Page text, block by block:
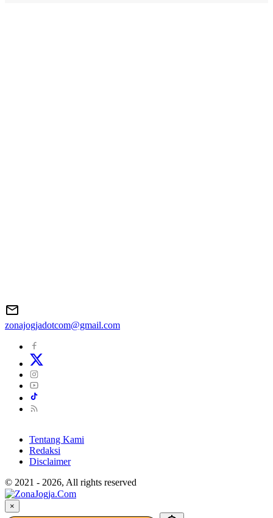
zonajogjadotcom@gmail.com
Tentang Kami
Redaksi
Disclaimer
© 2021 - 2026, All rights reserved
×